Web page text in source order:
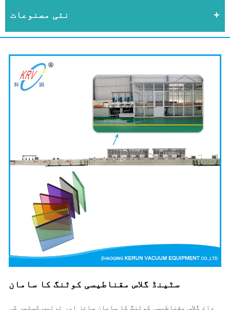
نئی مصنوعات
سٹینڈ گلاس مقناطیسی کوٹنگ کا سامان
داغ گلاس مقناطیسی کوٹنگ کا سامان سائز اور ترتیب کسٹمر کی